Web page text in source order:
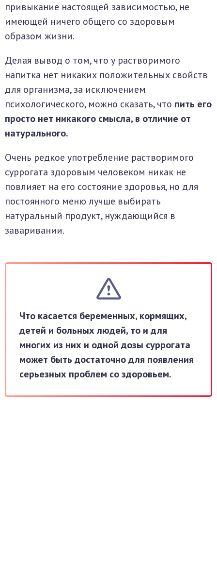
привыкание настоящей зависимостью, не
имеющей ничего общего со здоровым
образом жизни.
Делая вывод о том, что у растворимого
напитка нет никаких положительных свойств
для организма, за исключением
психологического, можно сказать, что пить его
просто нет никакого смысла, в отличие от
натурального.
Очень редкое употребление растворимого
суррогата здоровым человеком никак не
повлияет на его состояние здоровья, но для
постоянного меню лучше выбирать
натуральный продукт, нуждающийся в
заваривании.
Что касается беременных, кормящих,
детей и больных людей, то и для
многих из них и одной дозы суррогата
может быть достаточно для появления
серьезных проблем со здоровьем.